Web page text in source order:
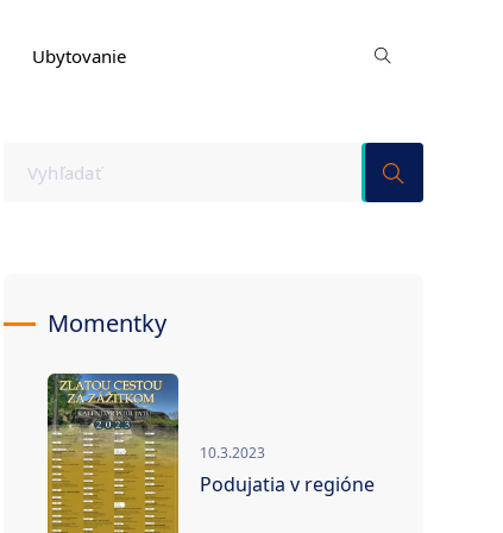
Ubytovanie
Momentky
10.3.2023
Podujatia v regióne